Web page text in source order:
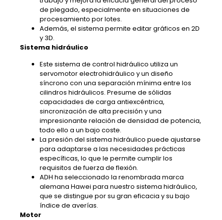
de plegado, especialmente en situaciones de
procesamiento por lotes.
Además, el sistema permite editar gráficos en 2D
y 3D.
Sistema hidráulico
Este sistema de control hidráulico utiliza un
servomotor electrohidráulico y un diseño
síncrono con una separación mínima entre los
cilindros hidráulicos. Presume de sólidas
capacidades de carga antiexcéntrica,
sincronización de alta precisión y una
impresionante relación de densidad de potencia,
todo ello a un bajo coste.
La presión del sistema hidráulico puede ajustarse
para adaptarse a las necesidades prácticas
específicas, lo que le permite cumplir los
requisitos de fuerza de flexión.
ADH ha seleccionado la renombrada marca
alemana Hawei para nuestro sistema hidráulico,
que se distingue por su gran eficacia y su bajo
índice de averías.
Motor